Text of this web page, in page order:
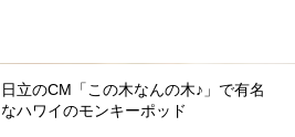
日立のCM「この木なんの木♪」で有名
なハワイのモンキーポッド